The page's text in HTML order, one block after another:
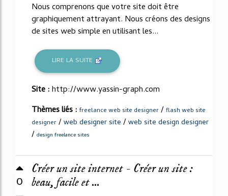
Nous comprenons que votre site doit être
graphiquement attrayant. Nous créons des designs
de sites web simple en utilisant les...
LIRE LA SUITE
Site :http://www.yassin-graph.com
Thèmes liés : freelance web site designer / flash web site
designer /web designer site /web site design designer
/ design freelance sites
0
Créer un site internet - Créer un site :
beau, facile et ...